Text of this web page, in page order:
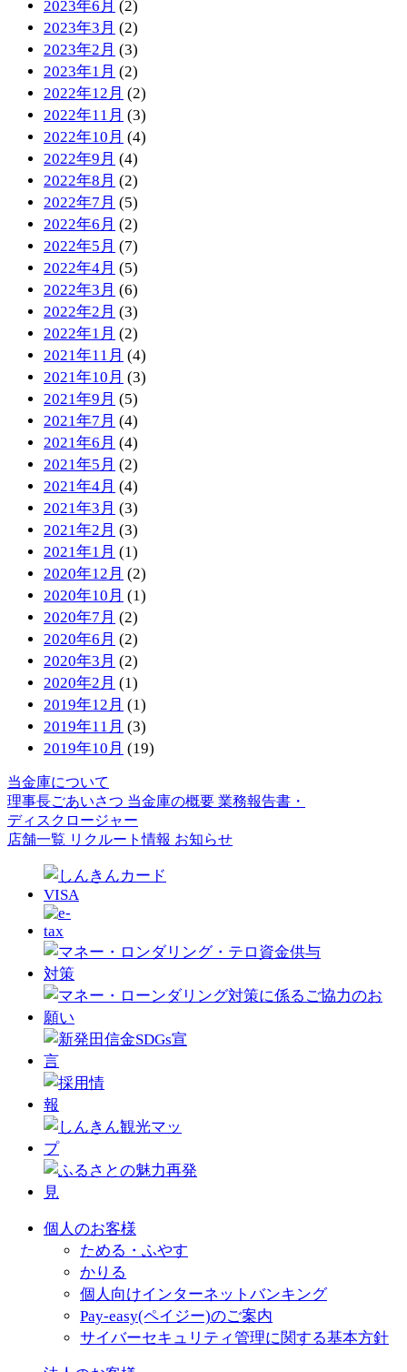
2023年6月 (2)
2023年3月 (2)
2023年2月 (3)
2023年1月 (2)
2022年12月 (2)
2022年11月 (3)
2022年10月 (4)
2022年9月 (4)
2022年8月 (2)
2022年7月 (5)
2022年6月 (2)
2022年5月 (7)
2022年4月 (5)
2022年3月 (6)
2022年2月 (3)
2022年1月 (2)
2021年11月 (4)
2021年10月 (3)
2021年9月 (5)
2021年7月 (4)
2021年6月 (4)
2021年5月 (2)
2021年4月 (4)
2021年3月 (3)
2021年2月 (3)
2021年1月 (1)
2020年12月 (2)
2020年10月 (1)
2020年7月 (2)
2020年6月 (2)
2020年3月 (2)
2020年2月 (1)
2019年12月 (1)
2019年11月 (3)
2019年10月 (19)
当金庫について
理事長ごあいさつ 当金庫の概要 業務報告書・
ディスクロージャー
店舗一覧 リクルート情報 お知らせ
個人のお客様
ためる・ふやす
かりる
個人向けインターネットバンキング
Pay-easy(ペイジー)のご案内
サイバーセキュリティ管理に関する基本方針